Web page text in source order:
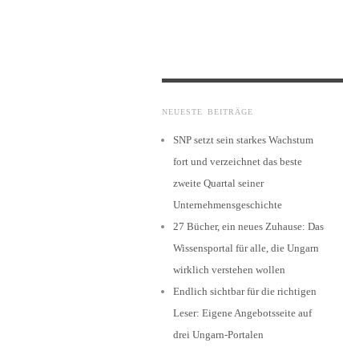
NEUESTE BEITRÄGE
SNP setzt sein starkes Wachstum
fort und verzeichnet das beste
zweite Quartal seiner
Unternehmensgeschichte
27 Bücher, ein neues Zuhause: Das
Wissensportal für alle, die Ungarn
wirklich verstehen wollen
Endlich sichtbar für die richtigen
Leser: Eigene Angebotsseite auf
drei Ungarn-Portalen